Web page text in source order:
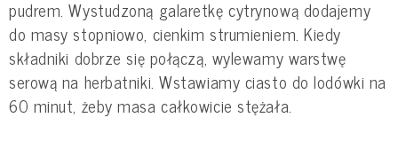
pudrem. Wystudzoną galaretkę cytrynową dodajemy
do masy stopniowo, cienkim strumieniem. Kiedy
składniki dobrze się połączą, wylewamy warstwę
serową na herbatniki. Wstawiamy ciasto do lodówki na
60 minut, żeby masa całkowicie stężała.